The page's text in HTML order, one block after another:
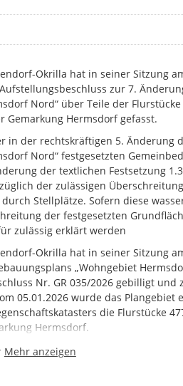
Okrilla hat in seiner Sitzung
zur 7.
Nord“ über Teile der
Gemarkung Hermsdorf gefasst.
in der rechtskräftigen 5. Änderung
Nord“ festgesetzten
der textlichen Festsetzung
der zulässigen
Stellplätze. Sofern diese
der festgesetzten
zulässig erklärt werden
Okrilla hat in seiner Sitzung
„Wohngebiet
Nr. GR 035/2026 gebilligt und
05.01.2026 wurde das Plangebiet
die Flurstücke
Hermsdorf.
„Wohngebiet
Mehr anzeigen